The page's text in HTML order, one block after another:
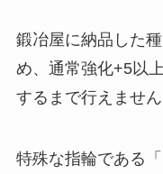
鍛冶屋に納品した
め、通常強化+5以
するまで行えません
特殊な指輪である